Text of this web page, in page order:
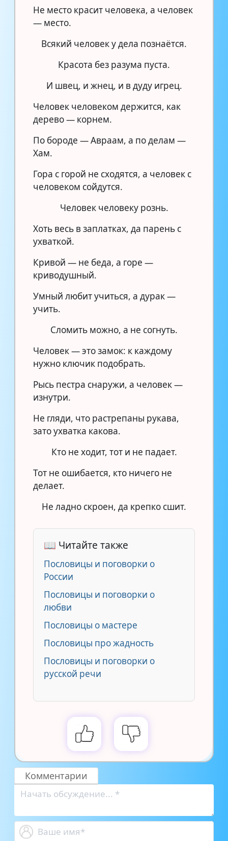
Не место красит человека, а человек
— место.
Всякий человек у дела познаётся.
Красота без разума пуста.
И швец, и жнец, и в дуду игрец.
Человек человеком держится, как
дерево — корнем.
По бороде — Авраам, а по делам —
Хам.
Гора с горой не сходятся, а человек с
человеком сойдутся.
Человек человеку рознь.
Хоть весь в заплатках, да парень с
ухваткой.
Кривой — не беда, а горе —
криводушный.
Умный любит учиться, а дурак —
учить.
Сломить можно, а не согнуть.
Человек — это замок: к каждому
нужно ключик подобрать.
Рысь пестра снаружи, а человек —
изнутри.
Не гляди, что растрепаны рукава,
зато ухватка какова.
Кто не ходит, тот и не падает.
Тот не ошибается, кто ничего не
делает.
Не ладно скроен, да крепко сшит.
📖 Читайте также
Пословицы и поговорки о
России
Пословицы и поговорки о
любви
Пословицы о мастере
Пословицы про жадность
Пословицы и поговорки о
русской речи
Комментарии